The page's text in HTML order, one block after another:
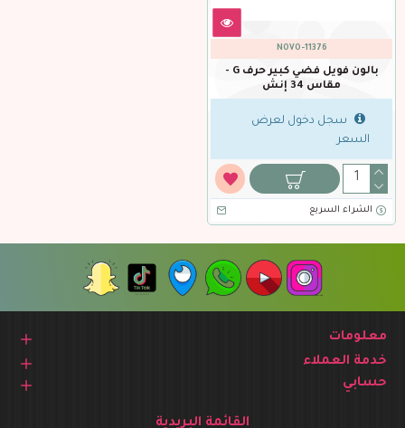
NOVO-11376
بالون فويل فضي كبير حرف G -
مقاس 34 إنش
سجل دخول لعرض
السعر
الشراء السريع
معلومات
خدمة العملاء
حسابي
القائمة البريدية